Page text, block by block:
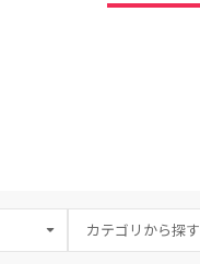
カテゴリから探す